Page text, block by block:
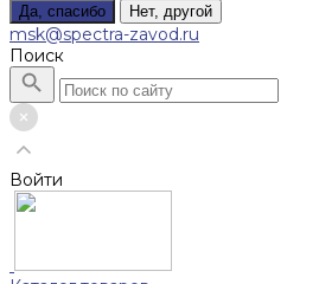
Да, спасибо Нет, другой
msk@spectra-zavod.ru
Поиск
Войти